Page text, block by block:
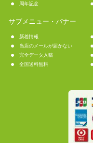
周年記念
サブメニュー・バナー
新着情報
当店のメールが届かない
完全データ入稿
全国送料無料